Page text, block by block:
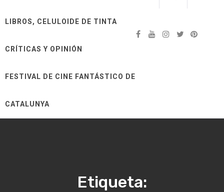
LIBROS, CELULOIDE DE TINTA
CRÍTICAS Y OPINIÓN
FESTIVAL DE CINE FANTÁSTICO DE
CATALUNYA
Etiqueta: